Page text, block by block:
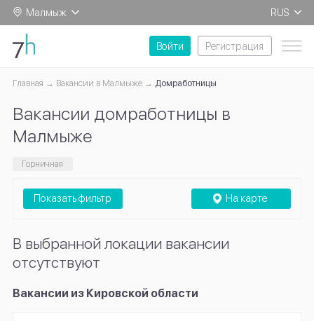
Малмыж
RUS
EN
Войти
Регистрация
Главная Вакансии в Малмыже Домработницы
Вакансии домработницы в
Малмыже
Горничная
На карте
Показать фильтр
В выбранной локации вакансии
отсутствуют
Вакансии из Кировской области